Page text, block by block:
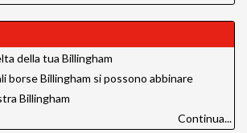
della tua Billingham
borse Billingham si possono abbinare
Billingham
Continua...